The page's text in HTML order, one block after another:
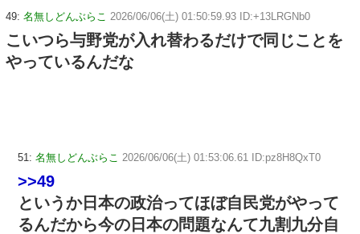
49: 名無しどんぶらこ 2026/06/06(土) 01:50:59.93 ID:+13LRGNb0
こいつら与野党が入れ替わるだけで同じことを
やっているんだな
51: 名無しどんぶらこ 2026/06/06(土) 01:53:06.61 ID:pz8H8QxT0
>>49
というか日本の政治ってほぼ自民党がやって
るんだから今の日本の問題なんて九割九分自